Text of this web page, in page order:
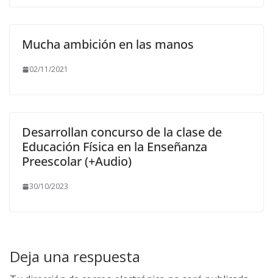
Mucha ambición en las manos
02/11/2021
Desarrollan concurso de la clase de
Educación Física en la Enseñanza
Preescolar (+Audio)
30/10/2023
Deja una respuesta